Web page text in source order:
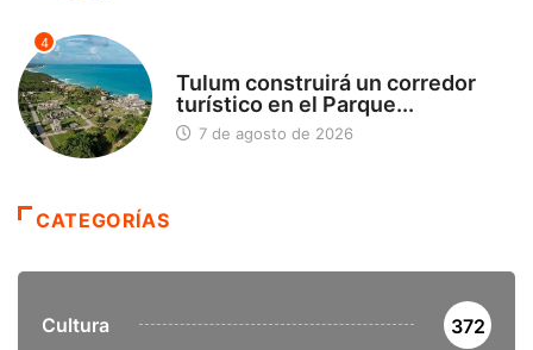
4
Tulum construirá un corredor
turístico en el Parque...
7 de agosto de 2026
CATEGORÍAS
Cultura 372